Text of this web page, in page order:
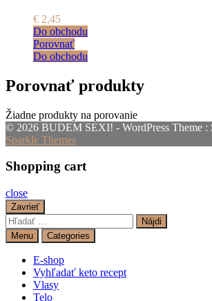
€ 2,45
Do obchodu
Porovnať
Do obchodu
Porovnať produkty
Žiadne produkty na porovanie
© 2026 BUDEM SEXI! - WordPress Theme :
Sparkle Themes
Shopping cart
close
Zavrieť
Hľadať:
Menu Categories
E-shop
Vyhľadať keto recept
Vlasy
Telo